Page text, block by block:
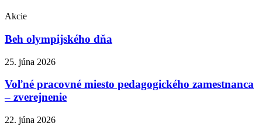
Akcie
Beh olympijského dňa
25. júna 2026
Voľné pracovné miesto pedagogického zamestnanca
– zverejnenie
22. júna 2026